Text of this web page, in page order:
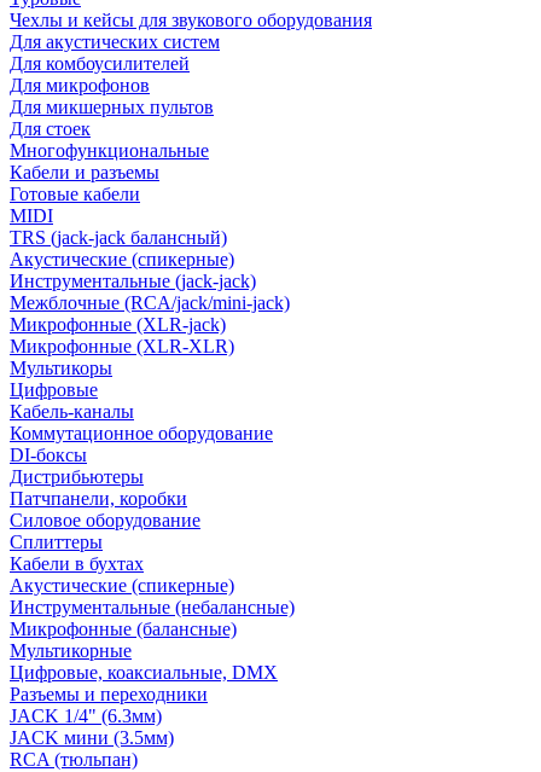
Чехлы и кейсы для звукового оборудования
Для акустических систем
Для комбоусилителей
Для микрофонов
Для микшерных пультов
Для стоек
Многофункциональные
Кабели и разъемы
Готовые кабели
MIDI
TRS (jack-jack балансный)
Акустические (спикерные)
Инструментальные (jack-jack)
Межблочные (RCA/jack/mini-jack)
Микрофонные (XLR-jack)
Микрофонные (XLR-XLR)
Мультикоры
Цифровые
Кабель-каналы
Коммутационное оборудование
DI-боксы
Дистрибьютеры
Патчпанели, коробки
Силовое оборудование
Сплиттеры
Кабели в бухтах
Акустические (спикерные)
Инструментальные (небалансные)
Микрофонные (балансные)
Мультикорные
Цифровые, коаксиальные, DMX
Разъемы и переходники
JACK 1/4" (6.3мм)
JACK мини (3.5мм)
RCA (тюльпан)